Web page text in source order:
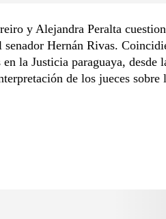
y Alejandra Peralta
Hernán Rivas.
la Justicia paraguaya, desde
de los jueces sobre